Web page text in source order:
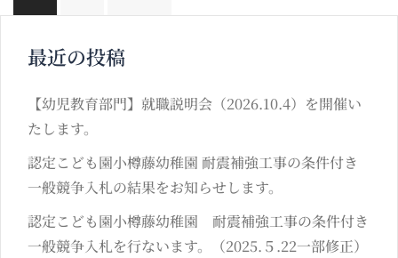
最近の投稿
【幼児教育部門】就職説明会（2026.10.4）を開催い
たします。
認定こども園小樽藤幼稚園 耐震補強工事の条件付き
一般競争入札の結果をお知らせします。
認定こども園小樽藤幼稚園 耐震補強工事の条件付き
一般競争入札を行ないます。（2025.５.22一部修正）